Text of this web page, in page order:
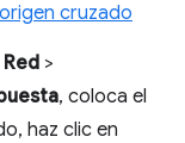
cruzado
Red >
, coloca el
haz clic en